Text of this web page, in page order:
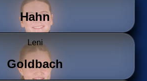
Hahn
Leni
Goldbach